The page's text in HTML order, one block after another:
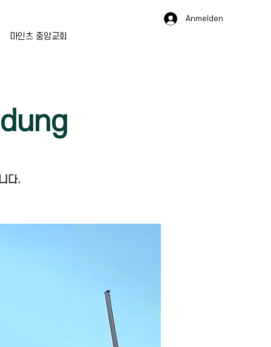
Anmelden
마인츠 중앙교회